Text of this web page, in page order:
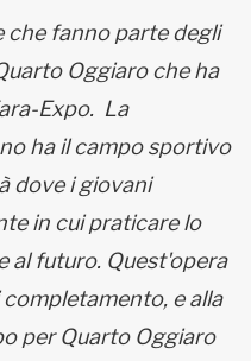
che fanno parte degli
Oggiaro che ha
Expo. La
ha il campo sportivo
dove i giovani
in cui praticare lo
al futuro. Quest'opera
e alla
per Quarto Oggiaro